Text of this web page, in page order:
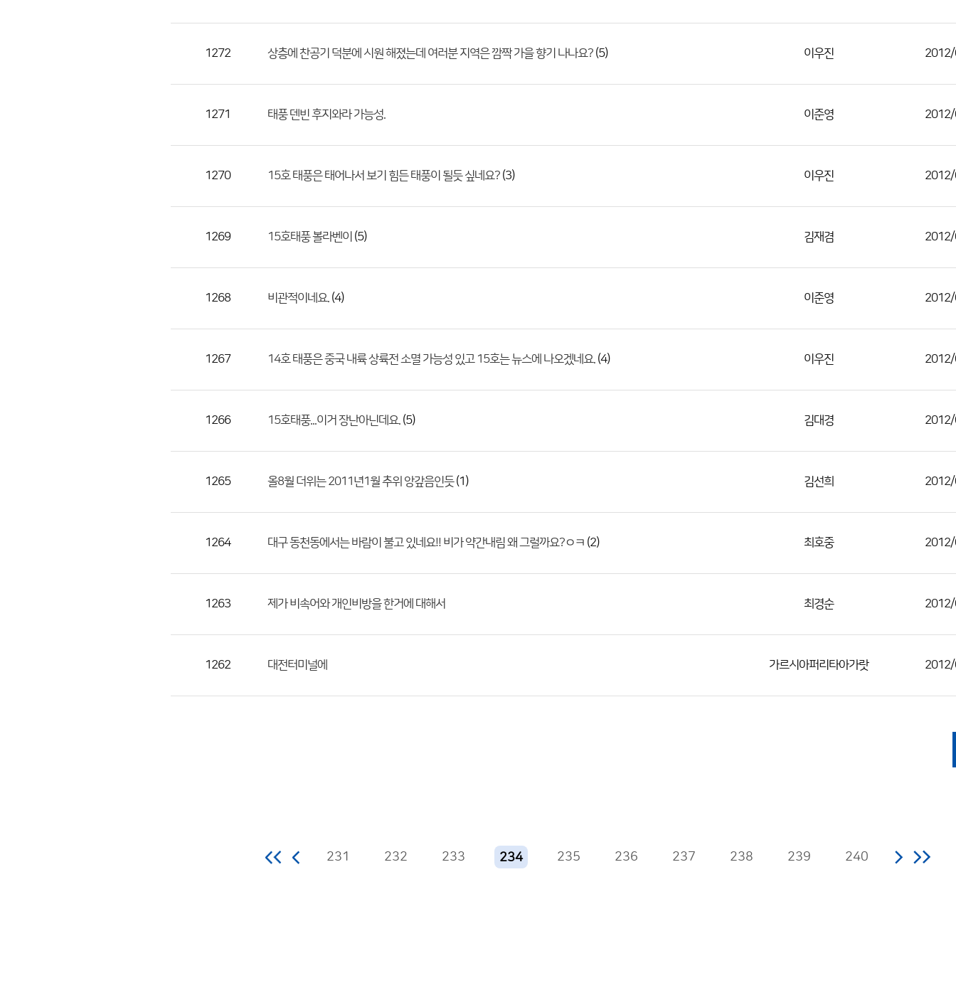
제
성
다.
1272 상층에 찬공기 덕분에 시원 해졌는데 여러분 지역은 깜짝 가을 향기 나나요? (5) 이우진
1271 태풍 덴빈 후지와라 가능성. 이준영
1270 15호 태풍은 태어나서 보기 힘든 태풍이 될듯 싶네요? (3) 이우진
1269 15호태풍 볼라벤이 (5) 김재겸
1268 비관적이네요. (4) 이준영
1267 14호 태풍은 중국 내륙 상륙전 소멸 가능성 있고 15호는 뉴스에 나오겠네요. (4) 이우진
1266 15호태풍...이거 장난아닌데요. (5) 김대경
1265 올8월 더위는 2011년1월 추위 앙갚음인듯(1) 김선희
1264 대구 동천동에서는 바람이 불고 있네요!! 비가 약간내림 왜 그럴까요?ㅇㅋ (2) 최호중
1263 제가 비속어와 개인비방을 한거에 대해서 최경순
1262 대전터미널에 가르시아퍼리타아가랏
231 232 233 234 235 236 237 238 239 240